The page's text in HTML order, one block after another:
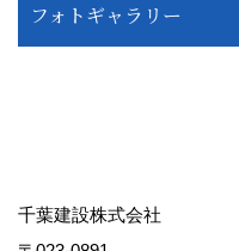
フォトギャラリー
千葉建設株式会社